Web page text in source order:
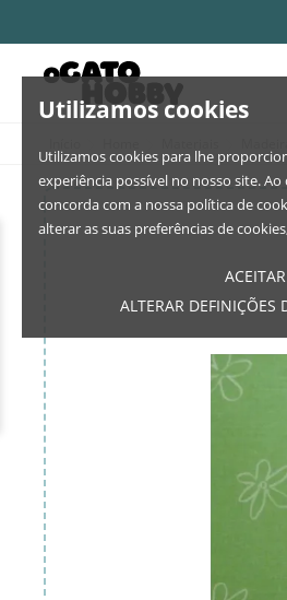
Utilizamos cookies
Utilizamos cookies para lhe
experiência possível no nosso site. Ao
concorda com a nossa política de
alterar as suas preferências de
ACEITAR
ALTERAR DEFINIÇÕES